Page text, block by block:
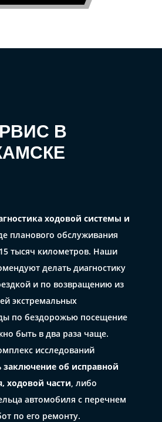
В
ходовой системы и
планового обслуживания
тысяч километров. Наши
делать диагностику
и по возвращению из
экстремальных
по бездорожью посещение
быть в два раза чаще.
исследований
заключение об исправной
ходовой части, либо
автомобиля с перечнем
по его ремонту.